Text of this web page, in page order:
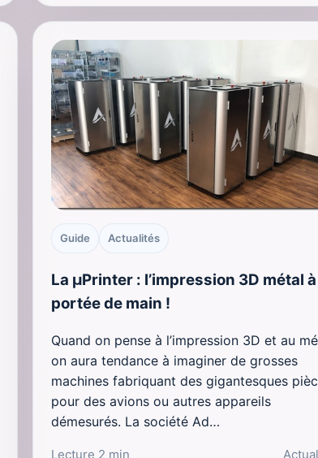
Guide Actualités
La μPrinter : l’impression 3D métal à
portée de main !
Quand on pense à l’impression 3D et au
on aura tendance à imaginer de grosses
machines fabriquant des gigantesques
pour des avions ou autres appareils
démesurés. La société Ad…
Lecture 2 min